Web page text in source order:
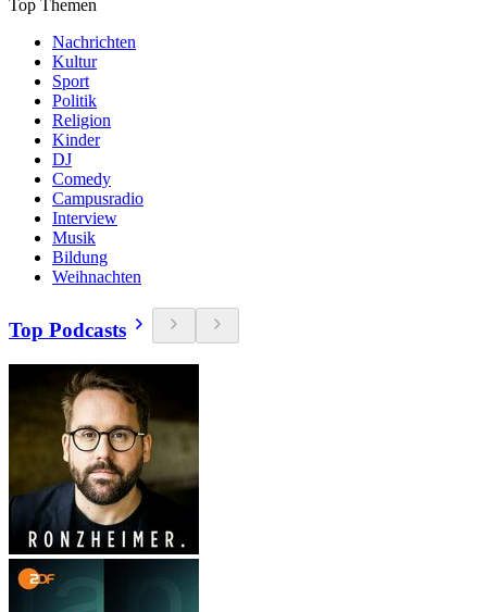
Top Themen
Nachrichten
Kultur
Sport
Politik
Religion
Kinder
DJ
Comedy
Campusradio
Interview
Musik
Bildung
Weihnachten
Top Podcasts